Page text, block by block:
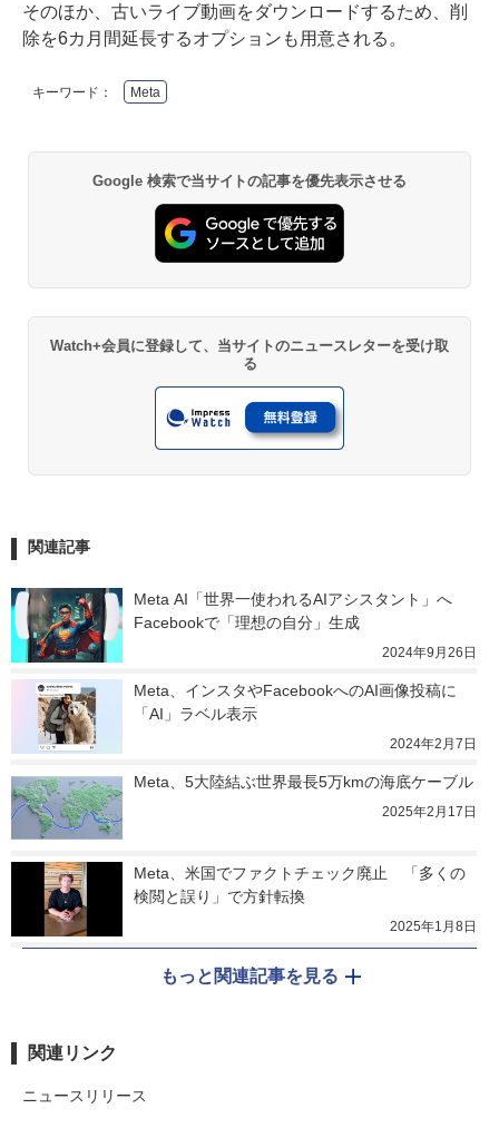
そのほか、古いライブ動画をダウンロードするため、削
除を6カ月間延長するオプションも用意される。
キーワード： Meta
Google 検索で当サイトの記事を優先表示させる
Watch+会員に登録して、当サイトのニュースレターを受け取
る
関連記事
Meta AI「世界一使われるAIアシスタント」へ
Facebookで「理想の自分」生成
2024年9月26日
Meta、インスタやFacebookへのAI画像投稿に
「AI」ラベル表示
2024年2月7日
Meta、5大陸結ぶ世界最長5万kmの海底ケーブル
2025年2月17日
Meta、米国でファクトチェック廃止　「多くの
検閲と誤り」で方針転換
2025年1月8日
もっと関連記事を見る
関連リンク
ニュースリリース